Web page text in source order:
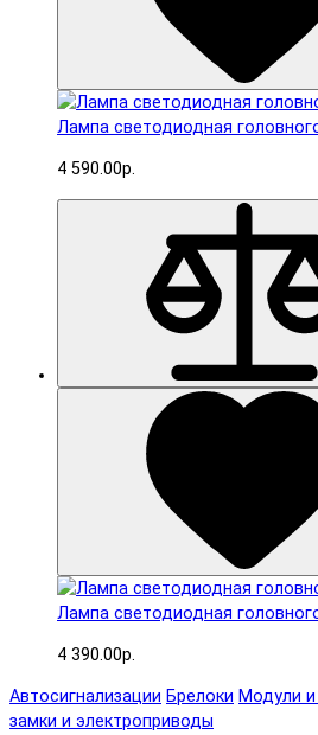
Лампа светодиодная
4 590.00р.
Лампа светодиодная
4 390.00р.
Автосигнализации Брелоки Модули
замки и электроприводы